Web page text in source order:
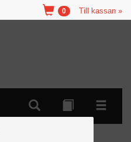
Till kassan »
0